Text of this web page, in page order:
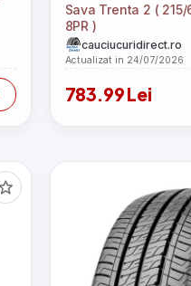
Sava Trenta 2 ( 215/
8PR )
cauciucuridirect.ro
Actualizat in 24/07/2026
783.99 Lei